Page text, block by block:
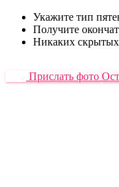
Укажите тип
Получите
Никаких скрытых
Прислать фото